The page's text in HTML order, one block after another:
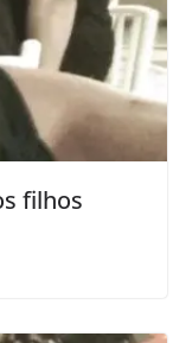
filhos